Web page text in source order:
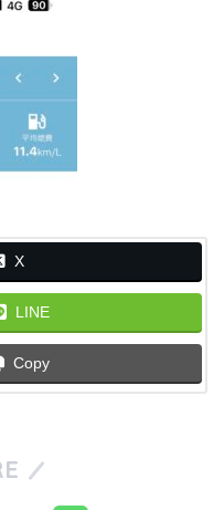
X
LINE
Copy